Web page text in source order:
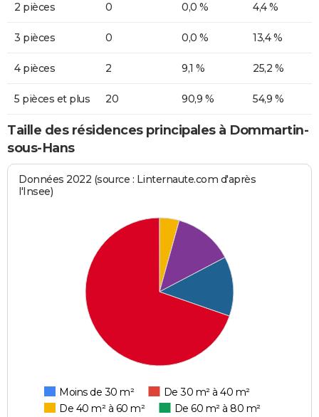
2 pièces 0 0,0 % 4,4 %
3 pièces 0 0,0 % 13,4 %
4 pièces 2 9,1 % 25,2 %
5 pièces et plus 20 90,9 % 54,9 %
Taille des résidences principales à Dommartin-
sous-Hans
Données 2022 (source : Linternaute.com d'après
l'Insee)
Moins de 30 m²
De 30 m² à 40 m²
De 40 m² à 60 m²
De 60 m² à 80 m²